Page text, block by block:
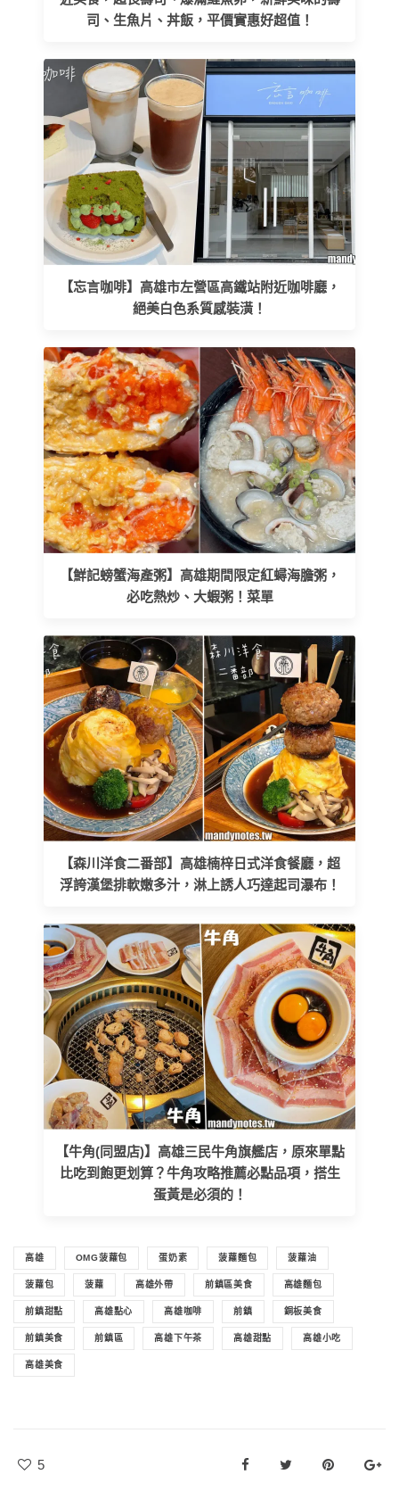
司、生魚片、丼飯，平價實惠好超值！
【忘言咖啡】高雄市左營區高鐵站附近咖啡廳，
絕美白色系質感裝潢！
【鮮記螃蟹海產粥】高雄期間限定紅蟳海膽粥，
必吃熱炒、大蝦粥！菜單
【森川洋食二番部】高雄楠梓日式洋食餐廳，超
浮誇漢堡排軟嫩多汁，淋上誘人巧達起司瀑布！
【牛角(同盟店)】高雄三民牛角旗艦店，原來單點
比吃到飽更划算？牛角攻略推薦必點品項，搭生
蛋黃是必須的！
高雄 OMG菠蘿包 蛋奶素 菠蘿麵包 菠蘿油
菠蘿包 菠蘿 高雄外帶 前鎮區美食 高雄麵包
前鎮甜點 高雄點心 高雄咖啡 前鎮 銅板美食
前鎮美食 前鎮區 高雄下午茶 高雄甜點 高雄小吃
高雄美食
5